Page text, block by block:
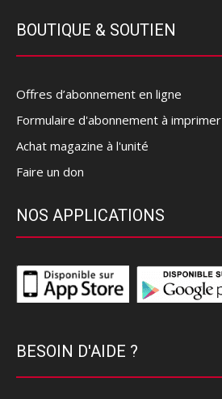
BOUTIQUE & SOUTIEN
Offres d’abonnement en ligne
Formulaire d'abonnement à imprimer
Achat magazine à l'unité
Faire un don
NOS APPLICATIONS
BESOIN D'AIDE ?